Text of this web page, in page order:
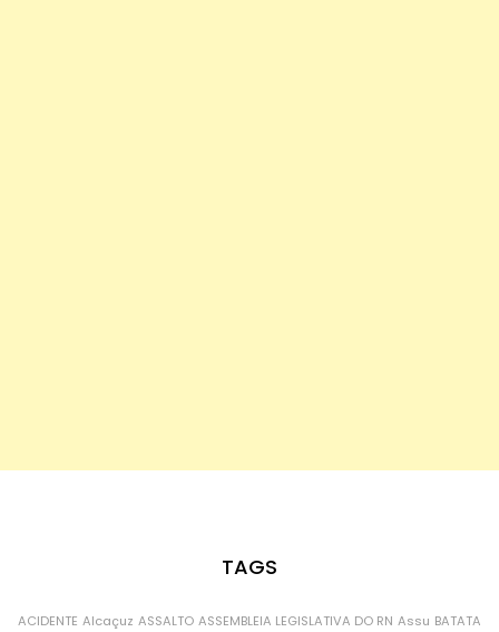
TAGS
ACIDENTE Alcaçuz ASSALTO ASSEMBLEIA LEGISLATIVA DO RN Assu BATATA